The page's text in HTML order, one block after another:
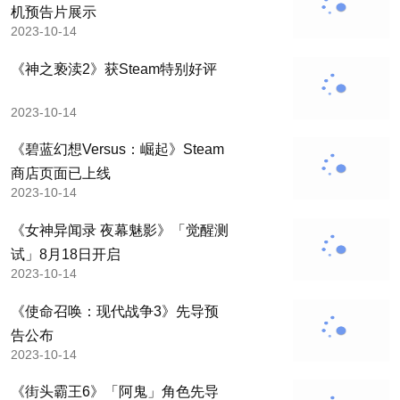
机预告片展示
2023-10-14
《神之亵渎2》获Steam特别好评
2023-10-14
《碧蓝幻想Versus：崛起》Steam
商店页面已上线
2023-10-14
《女神异闻录 夜幕魅影》「觉醒测
试」8月18日开启
2023-10-14
《使命召唤：现代战争3》先导预
告公布
2023-10-14
《街头霸王6》「阿鬼」角色先导